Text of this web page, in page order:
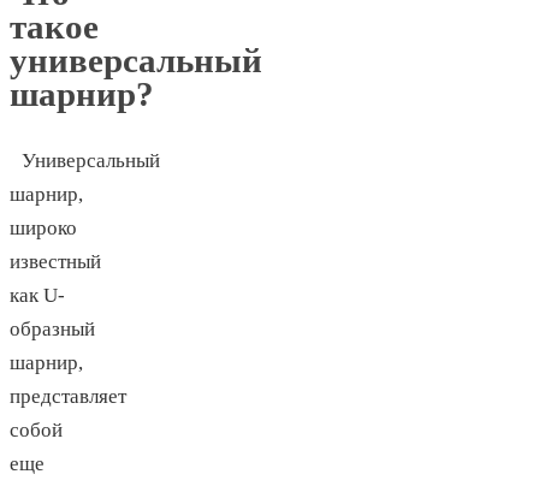
такое
универсальный
шарнир?
Универсальный
шарнир,
широко
известный
как U-
образный
шарнир,
представляет
собой
еще